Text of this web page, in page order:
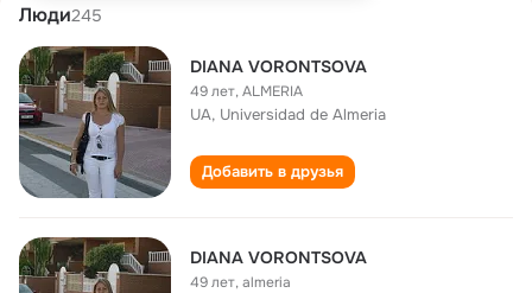
Люди245
DIANA VORONTSOVA
49 лет,ALMERIA
UA, Universidad de Almeria
Добавить в друзья
DIANA VORONTSOVA
49 лет,almeria